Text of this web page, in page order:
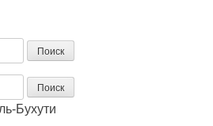
Бухути